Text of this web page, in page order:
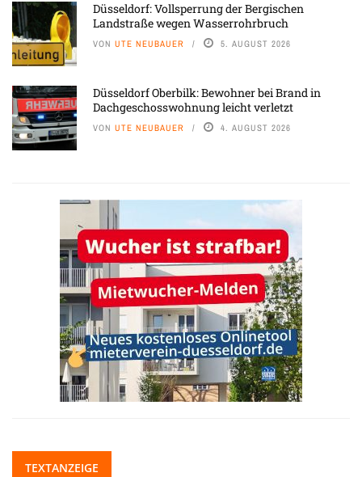
Düsseldorf: Vollsperrung der Bergischen
Landstraße wegen Wasserrohrbruch
VON UTE NEUBAUER 5. AUGUST 2026
Düsseldorf Oberbilk: Bewohner bei Brand in
Dachgeschosswohnung leicht verletzt
VON UTE NEUBAUER 4. AUGUST 2026
TEXTANZEIGE